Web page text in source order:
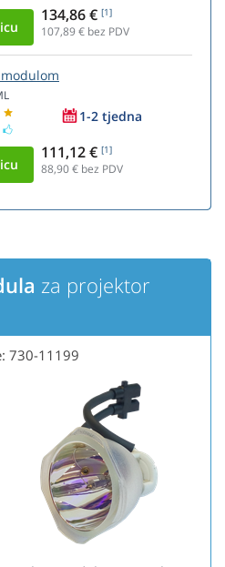
134,86 € [1]
107,89€ bez PDV
1-2 tjedna
111,12 € [1]
88,90€ bez PDV
za projektor
730-11199